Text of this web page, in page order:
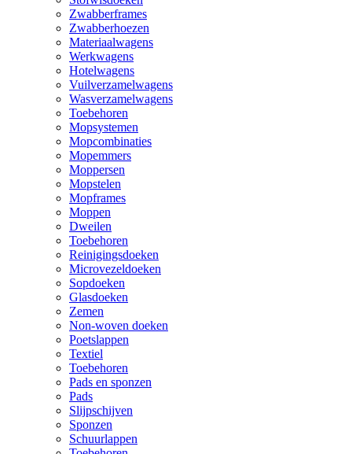
Zwabberframes
Zwabberhoezen
Materiaalwagens
Werkwagens
Hotelwagens
Vuilverzamelwagens
Wasverzamelwagens
Toebehoren
Mopsystemen
Mopcombinaties
Mopemmers
Moppersen
Mopstelen
Mopframes
Moppen
Dweilen
Toebehoren
Reinigingsdoeken
Microvezeldoeken
Sopdoeken
Glasdoeken
Zemen
Non-woven doeken
Poetslappen
Textiel
Toebehoren
Pads en sponzen
Pads
Slijpschijven
Sponzen
Schuurlappen